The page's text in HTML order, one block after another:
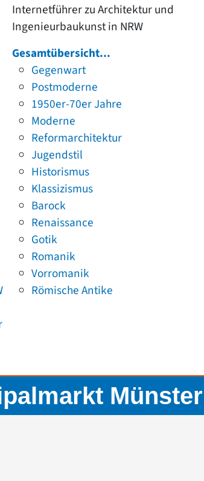
Internetführer zu Architektur und
Ingenieurbaukunst in NRW
Gesamtübersicht...
Gegenwart
Postmoderne
1950er-70er Jahre
Moderne
Reformarchitektur
Jugendstil
Historismus
Klassizismus
Barock
Renaissance
Gotik
Romanik
Vorromanik
Römische Antike
Münster